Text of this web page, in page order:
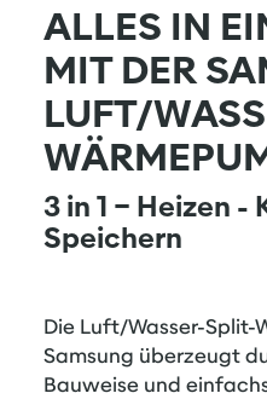
ALLES IN
MIT DER
LUFT/
3 in 1 − Heizen -
Speichern
Die Luft/Wasser-Split-
Samsung überzeugt
Bauweise und